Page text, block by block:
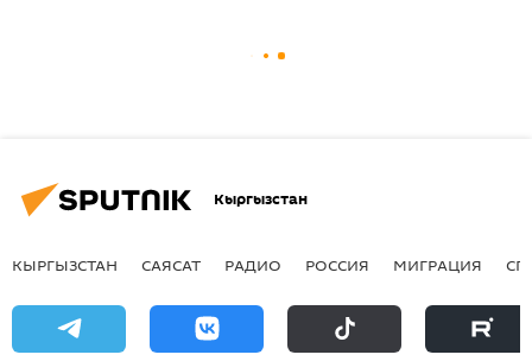
Кыргызстан
КЫРГЫЗСТАН САЯСАТ РАДИО РОССИЯ МИГРАЦИЯ